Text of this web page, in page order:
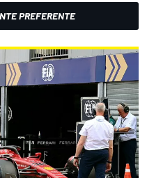
PREFERENTE